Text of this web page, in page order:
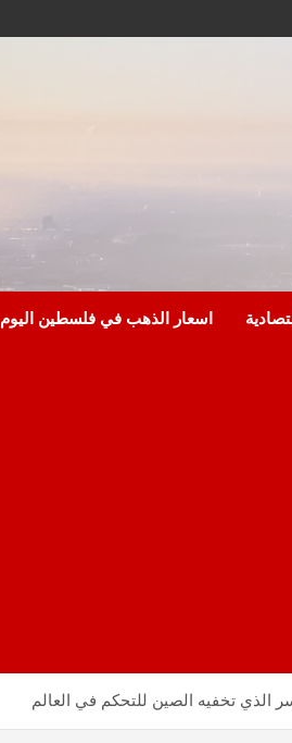
اسعار الذهب في فلسطين اليوم
الذي تخفيه الصين للتحكم في العالم